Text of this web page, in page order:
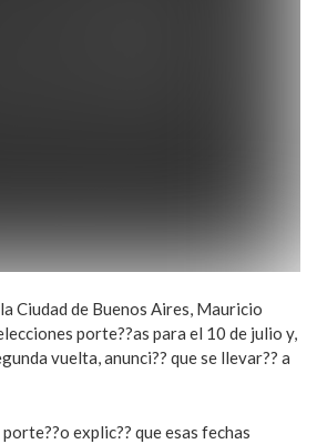
Ciudad de Buenos Aires, Mauricio
porte??as para el 10 de julio y,
vuelta, anunci?? que se llevar?? a
explic?? que esas fechas